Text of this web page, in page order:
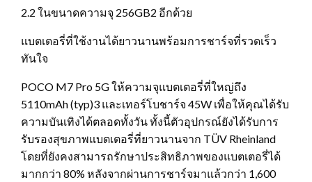
2.2 ในขนาดความจุ 256GB2 อีกด้วย
แบตเตอรี่ที่ใช้งานได้ยาวนานพร้อมการชาร์จที่รวดเร็ว
ทันใจ
POCO M7 Pro 5G ให้ความจุแบตเตอรี่ที่ใหญ่ถึง
5110mAh (typ)3 และเทอร์โบชาร์จ 45W เพื่อให้คุณได้รับ
ความบันเทิงได้ตลอดทั้งวัน ทั้งนี้ตัวอุปกรณ์ยังได้รับการ
รับรองสุขภาพแบตเตอรี่ที่ยาวนานจาก TÜV Rheinland
โดยที่ยังคงสามารถรักษาประสิทธิภาพของแบตเตอรี่ได้
มากกว่า 80% หลังจากผ่านการชาร์จมาแล้วกว่า 1,600